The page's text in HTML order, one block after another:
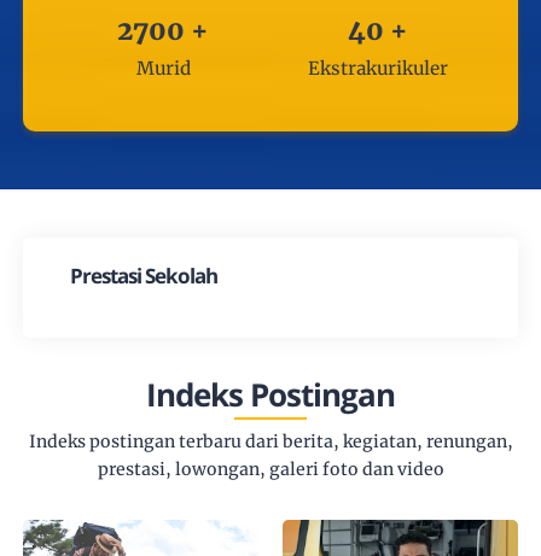
2700 +
Murid
40 +
Ekstrakurikuler
Prestasi Sekolah
Indeks Postingan
Indeks postingan terbaru dari berita, kegiatan, renungan,
prestasi, lowongan, galeri foto dan video